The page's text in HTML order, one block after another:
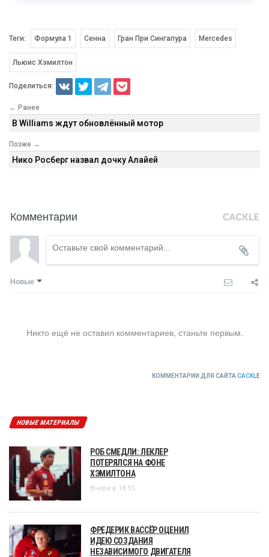
Теги: Формула 1 Сенна Гран При Сингапура Mercedes
Льюис Хэмилтон
Поделиться:
← Ранее
В Williams ждут обновлённый мотор
Позже →
Нико Росберг назвал дочку Алайей
Комментарии
Новые
Никто ещё не оставил комментариев, станьте первым.
КОММЕНТАРИИ ДЛЯ САЙТА CACKLE
НОВЫЕ МАТЕРИАЛЫ
РОБ СМЕДЛИ: ЛЕКЛЕР
ПОТЕРЯЛСЯ НА ФОНЕ
ХЭМИЛТОНА
Вчера в 18:55
ФРЕДЕРИК ВАССЁР ОЦЕНИЛ
ИДЕЮ СОЗДАНИЯ
НЕЗАВИСИМОГО ДВИГАТЕЛЯ